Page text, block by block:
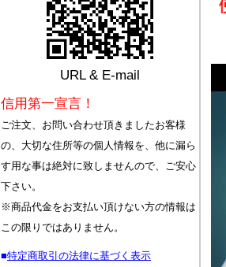
URL & E-mail
信用第一宣言！
ご注文、お問い合わせ頂きましたお客様
の、大切な住所等の個人情報を、他に漏ら
す用な事は絶対に致しませんので、ご安心
下さい。
※商品代金をお支払い頂けない方の情報は
この限りではありません。
■特定商取引の法律に基づく表示